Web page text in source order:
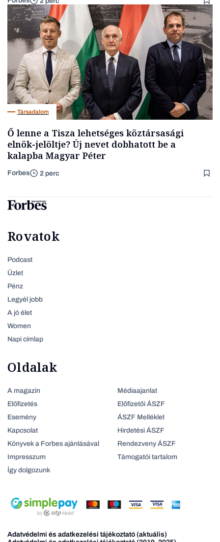
Társadalom
Ő lenne a Tisza lehetséges köztársasági
elnök-jelöltje? Új nevet dobhatott be a
kalapba Magyar Péter
Forbes 2 perc
Rovatok
Podcast
Üzlet
Pénz
Legyél jobb
A jó élet
Women
Napi címlap
Oldalak
A magazin
Előfizetés
Esemény
Kapcsolat
Könyvek a Forbes ajánlásával
Impresszum
Így dolgozunk
Médiaajanlat
Előfizetői ÁSZF
ÁSZF Melléklet
Hirdetési ÁSZF
Rendezveny ÁSZF
Támogatói tartalom
Adatvédelmi és adatkezelési tájékoztató (aktuális)